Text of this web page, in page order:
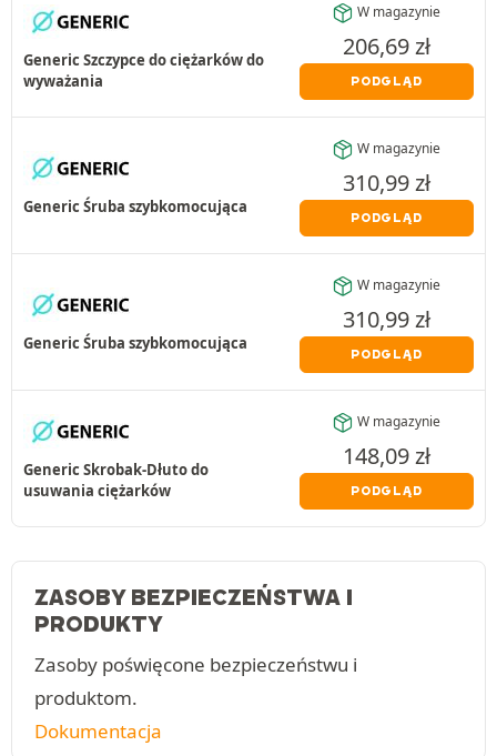
Generic Szczypce do ciężarków do
wyważania
W magazynie
206,69zł
PODGLĄD
Generic Śruba szybkomocująca
W magazynie
310,99zł
PODGLĄD
Generic Śruba szybkomocująca
W magazynie
310,99zł
PODGLĄD
Generic Skrobak-Dłuto do
usuwania ciężarków
W magazynie
148,09zł
PODGLĄD
ZASOBY BEZPIECZEŃSTWA I
PRODUKTY
Zasoby poświęcone bezpieczeństwu i
produktom.
Dokumentacja